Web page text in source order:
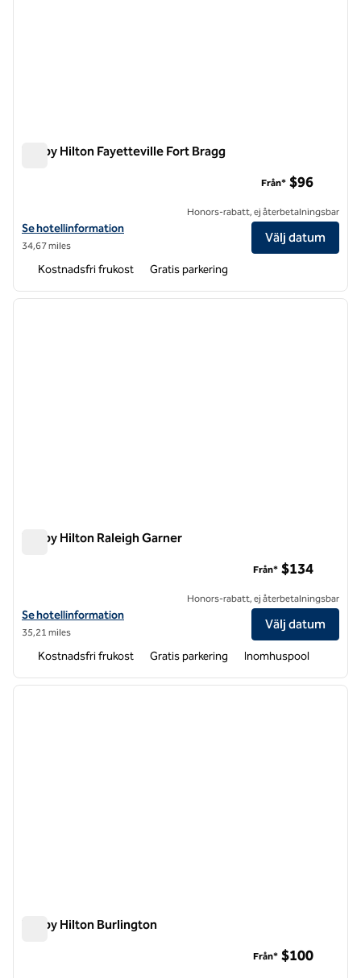
Tru by Hilton Fayetteville Fort Bragg
Visa hotelluppgifter för Tru by Hilton Fayetteville Fort Bragg
Se hotellinformation
34,67 miles
Från* $96
Honors-rabatt, ej återbetalningsbar
Välj datum
Kostnadsfri frukost Gratis parkering
Tru by Hilton Raleigh Garner
Visa hotelluppgifter för Tru by Hilton Raleigh Garner
Se hotellinformation
35,21 miles
Från* $134
Honors-rabatt, ej återbetalningsbar
Välj datum
Kostnadsfri frukost Gratis parkering Inomhuspool
1 av 12
nästa
Tru by Hilton Burlington
Från* $100